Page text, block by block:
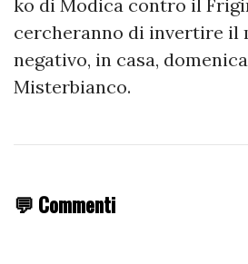
ko di Modica contro il
cercheranno di invertire il
negativo, in casa,
Misterbianco.
💬 Commenti